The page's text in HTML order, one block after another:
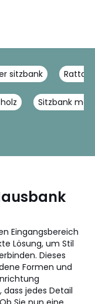
sitzbank Rattan
Sitzbank
Eingangsbereich
Lösung, um Stil
Dieses
Formen und
dass jedes Detail